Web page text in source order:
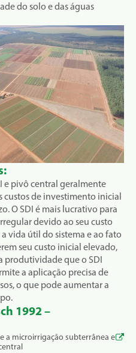
do solo e das águas
e pivô central geralmente
de investimento inicial
O SDI é mais lucrativo para
devido ao seu custo
vida útil do sistema e ao fato
seu custo inicial elevado,
produtividade que o SDI
a aplicação precisa de
o que pode aumentar a
1992 –
a microirrigação subterrânea e